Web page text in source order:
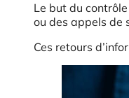
Le but du
ou des appels de
Ces retours